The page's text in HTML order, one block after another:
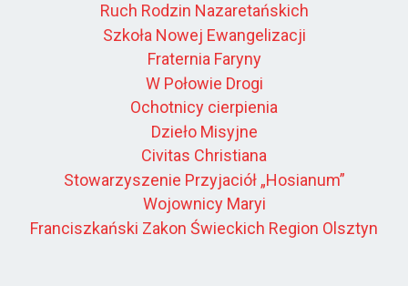
Ruch Rodzin Nazaretańskich
Szkoła Nowej Ewangelizacji
Fraternia Faryny
W Połowie Drogi
Ochotnicy cierpienia
Dzieło Misyjne
Civitas Christiana
Stowarzyszenie Przyjaciół „Hosianum”
Wojownicy Maryi
Franciszkański Zakon Świeckich Region Olsztyn